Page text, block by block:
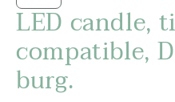
LED candle,
compatible,
burg.